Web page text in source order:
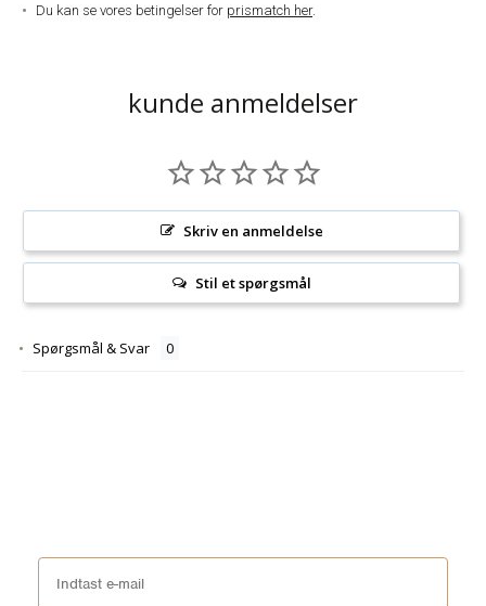
Du kan se vores betingelser for prismatch her.
kunde anmeldelser
Skriv en anmeldelse
Stil et spørgsmål
Spørgsmål & Svar